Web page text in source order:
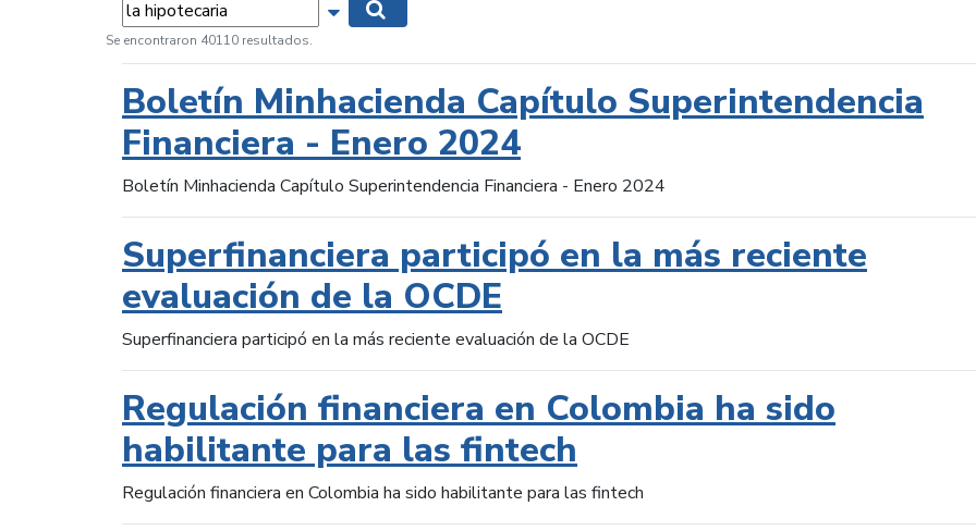
Palabras... Mostrar opciones de búsqueda
Se encontraron 40110 resultados.
Boletín Minhacienda Capítulo Superintendencia
Financiera - Enero 2024
Boletín Minhacienda Capítulo Superintendencia Financiera - Enero 2024
Superfinanciera participó en la más reciente
evaluación de la OCDE
Superfinanciera participó en la más reciente evaluación de la OCDE
Regulación financiera en Colombia ha sido
habilitante para las fintech
Regulación financiera en Colombia ha sido habilitante para las fintech